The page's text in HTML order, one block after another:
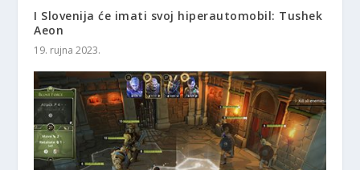
I Slovenija će imati svoj hiperautomobil: Tushek
Aeon
19. rujna 2023.